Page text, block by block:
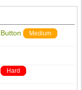
Medium
Hard